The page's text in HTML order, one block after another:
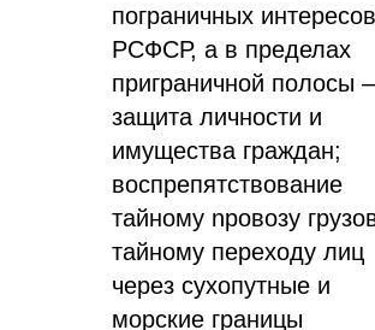
пограничных интересов
РСФСР, а в пределах
приграничной полосы –
защита личности и
имущества граждан;
воспрепятствование
тайному npoвoзy
тайному переходу лиц
через сухопутные и
морские границы